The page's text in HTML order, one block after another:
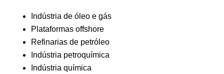
Indústria de óleo e gás
Plataformas offshore
Refinarias de petróleo
Indústria petroquímica
Indústria química